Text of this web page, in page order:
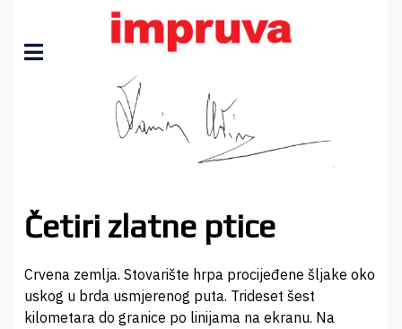
Četiri zlatne ptice
Crvena zemlja. Stovarište hrpa procijeđene šljake oko
uskog u brda usmjerenog puta. Trideset šest
kilometara do granice po linijama na ekranu. Na